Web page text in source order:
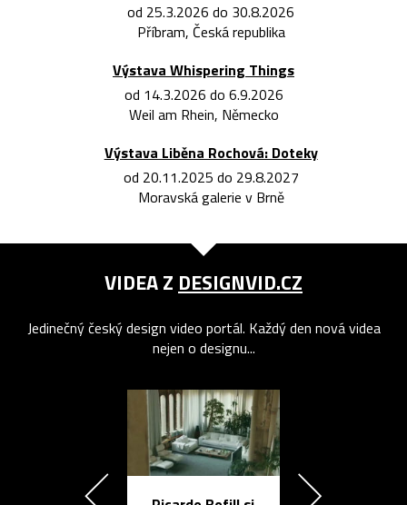
od 25.3.2026 do 30.8.2026
Příbram, Česká republika
Výstava Whispering Things
od 14.3.2026 do 6.9.2026
Weil am Rhein, Německo
Výstava Liběna Rochová: Doteky
od 20.11.2025 do 29.8.2027
Moravská galerie v Brně
VIDEA Z DESIGNVID.CZ
Jedinečný český design video portál. Každý den nová videa
nejen o designu...